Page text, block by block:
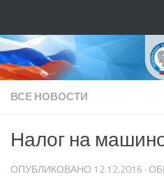
ВСЕ НОВОСТИ
Налог на
ОПУБЛИКОВАНО 12.12.2016 ·